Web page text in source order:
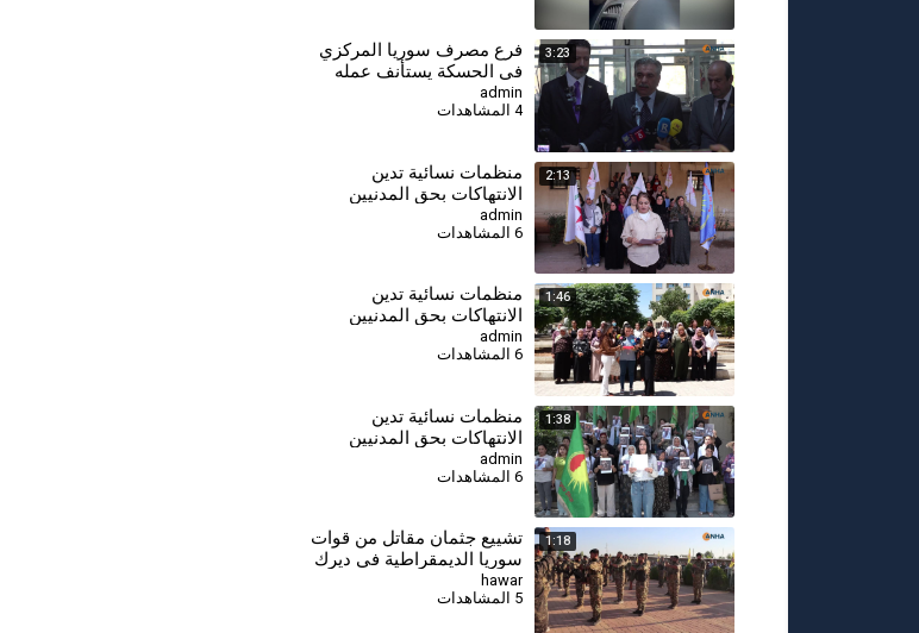
3:23
فرع مصرف سوريا المركزي
في الحسكة يستأنف عمله
admin
4 المشاهدات
2:13
⁣منظمات نسائية تدين
الانتهاكات بحق المدنيين
والنساء بتل عران وتل حاصل
- كركي لكي
admin
6 المشاهدات
1:46
⁣منظمات نسائية تدين
الانتهاكات بحق المدنيين
والنساء بتل عران وتل حاصل
- كوباني
admin
6 المشاهدات
1:38
⁣منظمات نسائية تدين
الانتهاكات بحق المدنيين
والنساء بتل عران وتل حاصل
- تربه سبيه
admin
6 المشاهدات
1:18
تشييع جثمان مقاتل من قوات
سوريا الديمقراطية في ديرك
hawar
5 المشاهدات